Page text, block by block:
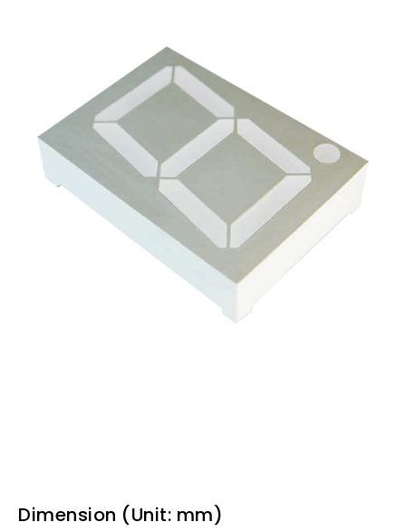
Dimension (Unit: mm)